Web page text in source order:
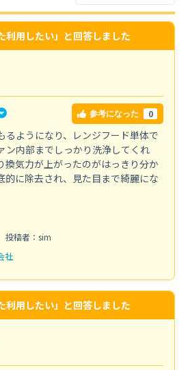
利用したい」と回答しました
参考になった 0
るようになり、レンジフード単体で
ン内部までしっかり洗浄してくれ
換気力が上がったのがはっきり分か
的に除去され、見た目まで綺麗にな
投稿者：sim
社
利用したい」と回答しました